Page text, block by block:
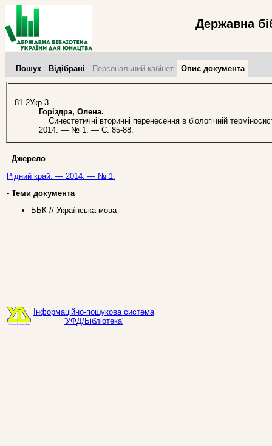
Державна
Пошук Відібрані Персональний кабінет Опис документа
81.2Укр-3
Горіздра, Олена.
Синестетичні вторинні перенесення в біологічній
2014. — № 1. — С. 85-88.
- Джерело
Рідний край. — 2014. — № 1.
- Теми документа
ББК // Українська мова
Інформаційно-пошукова система
'УФД/Бібліотека'